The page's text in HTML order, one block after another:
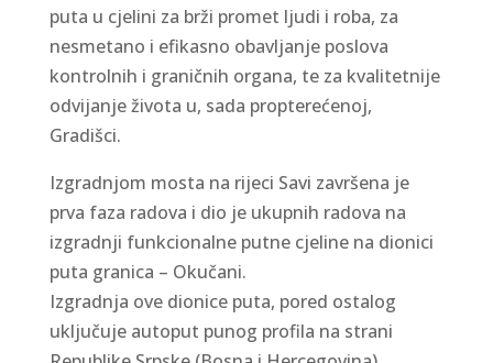
puta u cjelini za brži promet ljudi i roba, za
nesmetano i efikasno obavljanje poslova
kontrolnih i graničnih organa, te za kvalitetnije
odvijanje života u, sada propterećenoj,
Gradišci.
Izgradnjom mosta na rijeci Savi završena je
prva faza radova i dio je ukupnih radova na
izgradnji funkcionalne putne cjeline na dionici
puta granica – Okučani.
Izgradnja ove dionice puta, pored ostalog
uključuje autoput punog profila na strani